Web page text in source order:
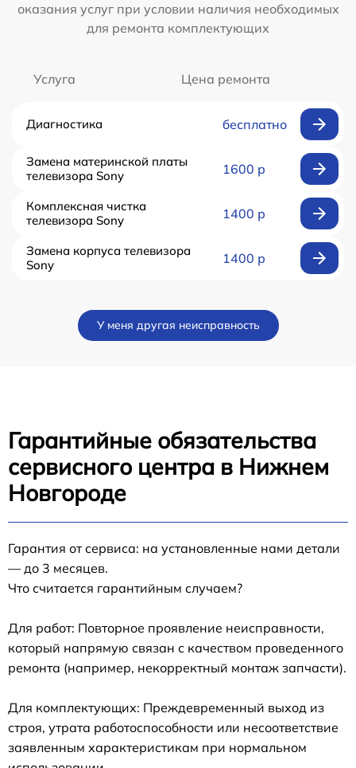
оказания услуг при условии наличия необходимых
для ремонта комплектующих
Услуга Цена ремонта
Диагностика бесплатно
Замена материнской платы
телевизора Sony
1600 р
Комплексная чистка
телевизора Sony
1400 р
Замена корпуса телевизора
Sony
1400 р
У меня другая неисправность
Гарантийные обязательства
сервисного центра в Нижнем
Новгороде
Гарантия от сервиса: на установленные нами детали
— до 3 месяцев.
Что считается гарантийным случаем?
Для работ: Повторное проявление неисправности,
который напрямую связан с качеством проведенного
ремонта (например, некорректный монтаж запчасти).
Для комплектующих: Преждевременный выход из
строя, утрата работоспособности или несоответствие
заявленным характеристикам при нормальном